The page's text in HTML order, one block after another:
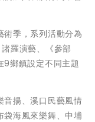
季，系列活動分為
羅演藝、《參部
9鄉鎮設定不同主題
音揚、溪口民藝風情
海風來樂舞、中埔